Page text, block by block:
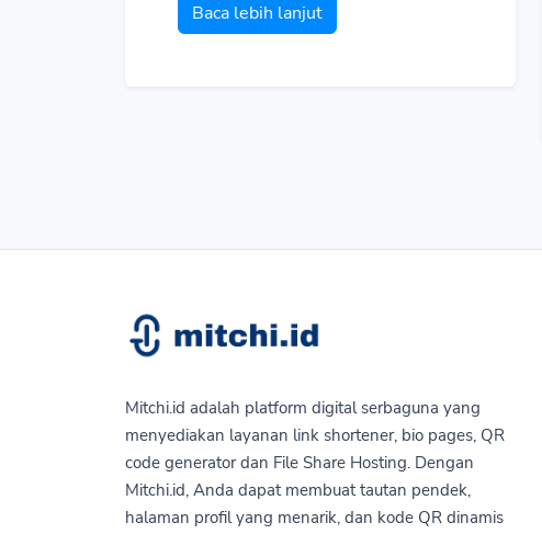
Baca lebih lanjut
Mitchi.id adalah platform digital serbaguna yang
menyediakan layanan link shortener, bio pages, QR
code generator dan File Share Hosting. Dengan
Mitchi.id, Anda dapat membuat tautan pendek,
halaman profil yang menarik, dan kode QR dinamis